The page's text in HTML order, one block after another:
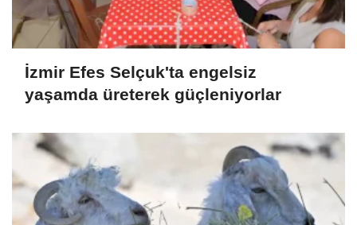
İzmir Efes Selçuk'ta engelsiz
yaşamda üreterek güçleniyorlar